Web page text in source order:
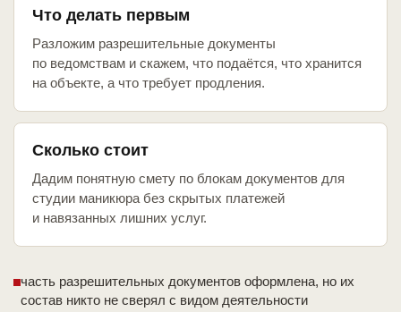
Что делать первым
Разложим разрешительные документы
по ведомствам и скажем, что подаётся, что хранится
на объекте, а что требует продления.
Сколько стоит
Дадим понятную смету по блокам документов для
студии маникюра без скрытых платежей
и навязанных лишних услуг.
часть разрешительных документов оформлена, но их
состав никто не сверял с видом деятельности